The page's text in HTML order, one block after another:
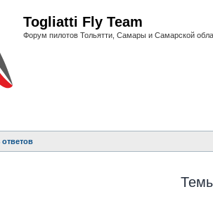
Togliatti Fly Team
Форум пилотов Тольятти, Самары и Самарской